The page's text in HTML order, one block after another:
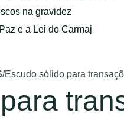
na gravidez
e a Lei do Carmaj
/Escudo sólido para